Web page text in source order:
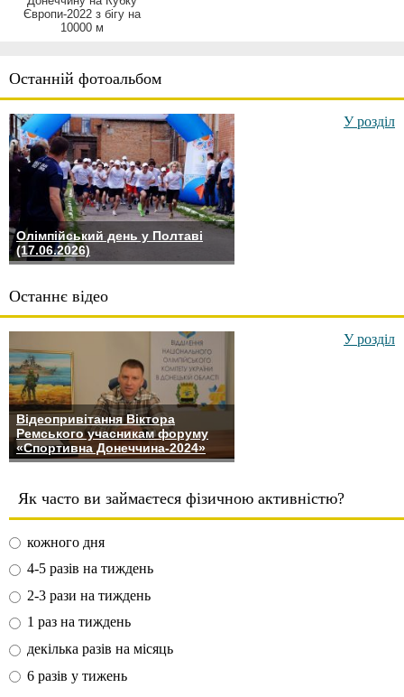
Останній фотоальбом
Олімпійський день у Полтаві
(17.06.2026)
У розділ
Останнє відео
Відеопривітання Віктора
Ремського учасникам форуму
«Спортивна Донеччина-2024»
У розділ
Як часто ви займаєтеся фізичною активністю?
кожного дня
4-5 разів на тиждень
2-3 рази на тиждень
1 раз на тиждень
декілька разів на місяць
6 разів у тижень
Європи-2022 з бігу на
10000 м